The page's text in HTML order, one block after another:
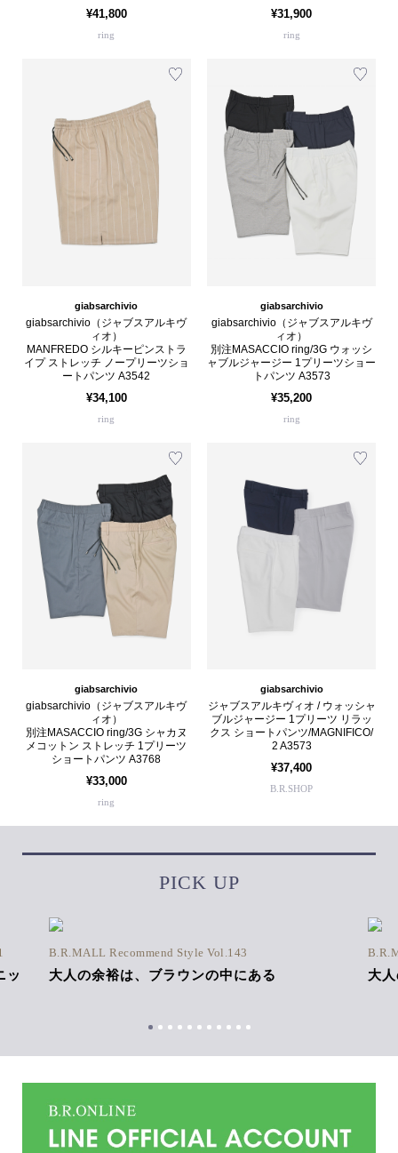
¥41,800
ring
¥31,900
ring
giabsarchivio
giabsarchivio（ジャブスアルキヴ
ィオ）
MANFREDO シルキーピンストラ
イプ ストレッチ ノープリーツショ
ートパンツ A3542
¥34,100
ring
giabsarchivio
giabsarchivio（ジャブスアルキヴ
ィオ）
別注MASACCIO ring/3G ウォッシ
ャブルジャージー 1プリーツショー
トパンツ A3573
¥35,200
ring
giabsarchivio
giabsarchivio（ジャブスアルキヴ
ィオ）
別注MASACCIO ring/3G シャカヌ
メコットン ストレッチ 1プリーツ
ショートパンツ A3768
¥33,000
ring
giabsarchivio
ジャブスアルキヴィオ / ウォッシャ
ブルジャージー 1プリーツ リラッ
クス ショートパンツ/MAGNIFICO/
2 A3573
¥37,400
B.R.SHOP
PICK UP
ッ
B.R.MALL Recommend Style Vol.143
大人の余裕は、ブラウンの中にある 大